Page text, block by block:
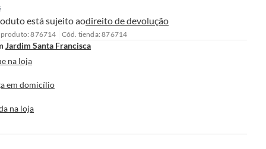
está sujeito aodireito de devolução
876714 Cód. tienda: 876714
Jardim Santa Francisca
na loja
em domicílio
na loja